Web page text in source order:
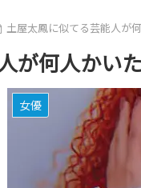
土屋太鳳に似てる芸能人が
が何人かい
女優